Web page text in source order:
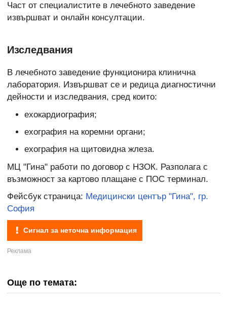
Част от специалистите в лечебното заведение
извършват и онлайн консултации.
Изследвания
В лечебното заведение функционира клинична
лаборатория. Извършват се и редица диагностични
дейности и изследвания, сред които:
ехокардиография;
ехография на коремни органи;
ехография на щитовидна жлеза.
МЦ "Гина" работи по договор с НЗОК. Разполага с
възможност за картово плащане с ПОС терминал.
Фейсбук страница: Медицински център "Гина", гр.
София
Сигнал за неточна информация
Още по темата: